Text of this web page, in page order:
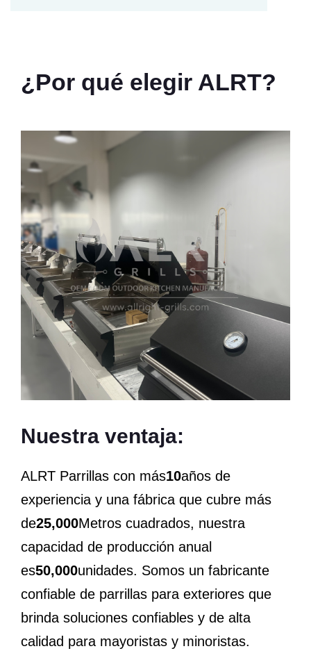
¿Por qué elegir ALRT?
Nuestra ventaja:
ALRT Parrillas con más10años de
experiencia y una fábrica que cubre más
de25,000Metros cuadrados, nuestra
capacidad de producción anual
es50,000unidades. Somos un fabricante
confiable de parrillas para exteriores que
brinda soluciones confiables y de alta
calidad para mayoristas y minoristas.